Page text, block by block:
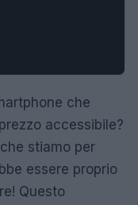
che
accessibile?
stiamo per
essere proprio
Questo